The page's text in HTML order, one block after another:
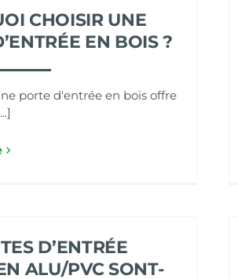
CHOISIR UNE
EN BOIS ?
porte d'entrée en bois offre
D’ENTRÉE
ALU/PVC SONT-